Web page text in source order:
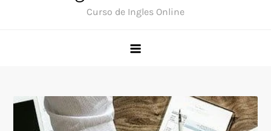
Curso de Ingles Online